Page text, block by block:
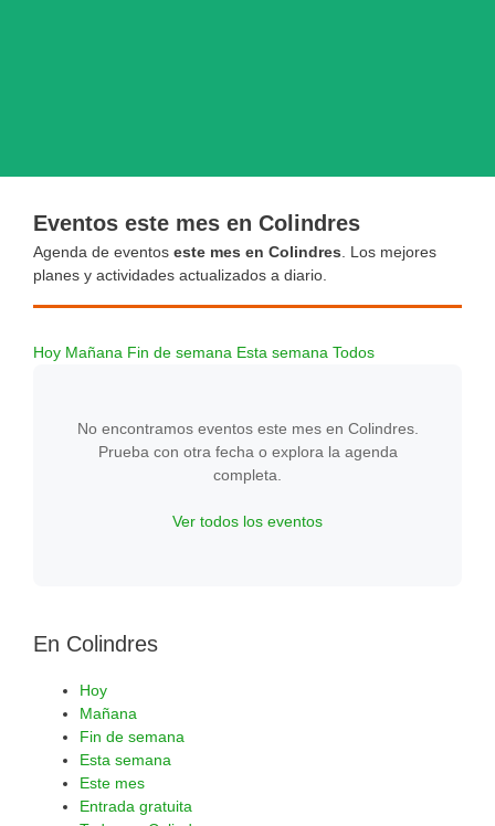
Eventos este mes en Colindres
Agenda de eventos este mes en Colindres . Los mejores
planes y actividades actualizados a diario.
Hoy Mañana Fin de semana Esta semana Todos
No encontramos eventos este mes en Colindres.
Prueba con otra fecha o explora la agenda
completa.
Ver todos los eventos
En Colindres
Hoy
Mañana
Fin de semana
Esta semana
Este mes
Entrada gratuita